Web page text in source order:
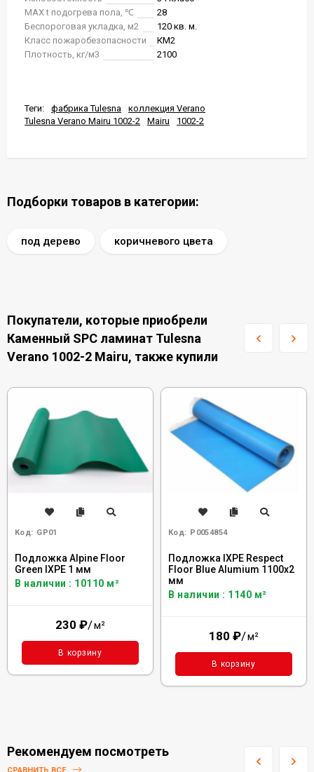
MAX t подогрева пола, ℃
28
Беспороговая укладка, м2
120 кв. м.
Класс пожаробезопасности
КМ2
Плотность, кг/м3
2100
Теги: фабрика Tulesna
коллекция Verano
Tulesna Verano Mairu 1002-2
Mairu 1002-2
Подборки товаров в категории:
под дерево коричневого цвета
Покупатели, которые приобрели
Каменный SPC ламинат Tulesna
Verano 1002-2 Mairu, также купили
Код: GP01
Подложка Alpine Floor
Green IXPE 1 мм
В наличии : 10110 м²
230 ₽/м²
В корзину
Код: Р0054854
Подложка IXPE Respect
Floor Blue Alumium 1100х2
мм
В наличии : 1140 м²
180 ₽/м²
В корзину
Рекомендуем посмотреть